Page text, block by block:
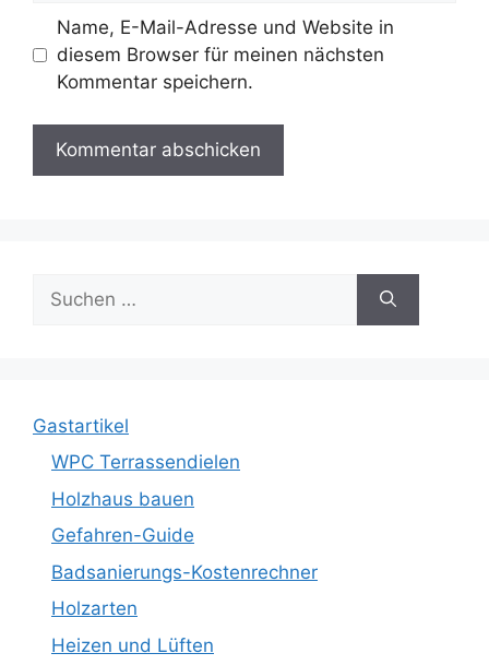
Name, E-Mail-Adresse und Website in
diesem Browser für meinen nächsten
Kommentar speichern.
nach:
Gastartikel
WPC Terrassendielen
Holzhaus bauen
Gefahren-Guide
Badsanierungs-Kostenrechner
Holzarten
Heizen und Lüften